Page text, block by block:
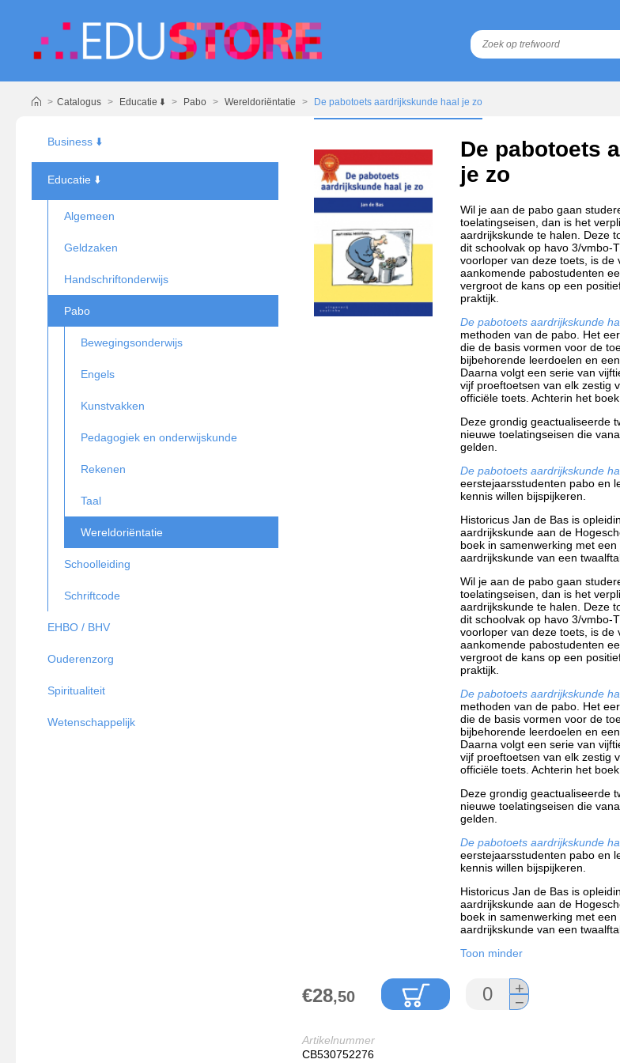
Catalogus Educatie ⬇️ Pabo Wereldoriëntatie De pabotoets aardrijkskunde haal je zo
Business ⬇️
Educatie ⬇️
Algemeen
Geldzaken
Handschriftonderwijs
Pabo
Bewegingsonderwijs
Engels
Kunstvakken
Pedagogiek en onderwijskunde
Rekenen
Taal
Wereldoriëntatie
Schoolleiding
Schriftcode
EHBO / BHV
Ouderenzorg
Spiritualiteit
Wetenschappelijk
De pabotoets
je zo
Wil je aan de pabo gaan
toelatingseisen, dan is het
aardrijkskunde te halen. Deze
dit schoolvak op havo 3/vmbo-
voorloper van deze toets, is de
aankomende pabostudenten
vergroot de kans op een
praktijk.
De pabotoets aardrijkskunde
methoden van de pabo. Het
die de basis vormen voor de
bijbehorende leerdoelen en
Daarna volgt een serie van
vijf proeftoetsen van elk zestig
officiële toets. Achterin het
Deze grondig geactualiseerde
nieuwe toelatingseisen die
gelden.
De pabotoets aardrijkskunde
eerstejaarsstudenten pabo en
kennis willen bijspijkeren.
Historicus Jan de Bas is
aardrijkskunde aan de
boek in samenwerking met
aardrijkskunde van een
Wil je aan de pabo gaan
toelatingseisen, dan is het
aardrijkskunde te halen. Deze
dit schoolvak op havo 3/vmbo-
voorloper van deze toets, is de
aankomende pabostudenten
vergroot de kans op een
praktijk.
De pabotoets aardrijkskunde
methoden van de pabo. Het
die de basis vormen voor de
bijbehorende leerdoelen en
Daarna volgt een serie van
vijf proeftoetsen van elk zestig
officiële toets. Achterin het
Deze grondig geactualiseerde
nieuwe toelatingseisen die
gelden.
De pabotoets aardrijkskunde
eerstejaarsstudenten pabo en
kennis willen bijspijkeren.
Historicus Jan de Bas is
aardrijkskunde aan de
boek in samenwerking met
aardrijkskunde van een
Toon minder
€28,50 +
−
Artikelnummer
CB530752276